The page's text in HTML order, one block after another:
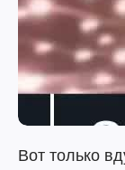
Вот только